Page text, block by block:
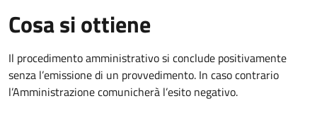
Cosa si ottiene
Il procedimento amministrativo si conclude positivamente
senza l’emissione di un provvedimento. In caso contrario
l’Amministrazione comunicherà l’esito negativo.